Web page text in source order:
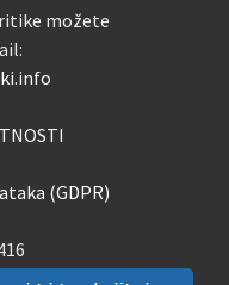
možete
(GDPR)